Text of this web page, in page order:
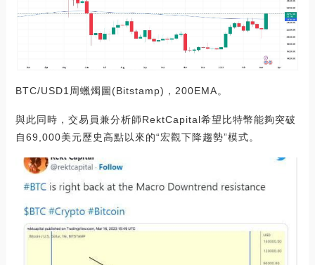
BTC/USD1周蠟燭圖(Bitstamp)，200EMA。
與此同時，交易員兼分析師RektCapital希望比特幣能夠突破
自69,000美元歷史高點以來的“宏觀下降趨勢”模式。